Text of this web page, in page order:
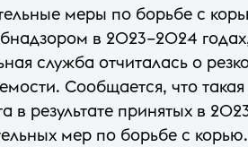
меры по борьбе с
в 2023–2024
служба отчиталась о
Сообщается, что
в результате принятых в
мер по борьбе с